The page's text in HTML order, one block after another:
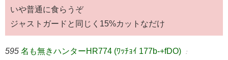
いや普通に食らうぞ
ジャストガードと同じく15%カットなだけ
595 名も無きハンターHR774 (ﾜｯﾁｮｲ 177b-+fDO) ：